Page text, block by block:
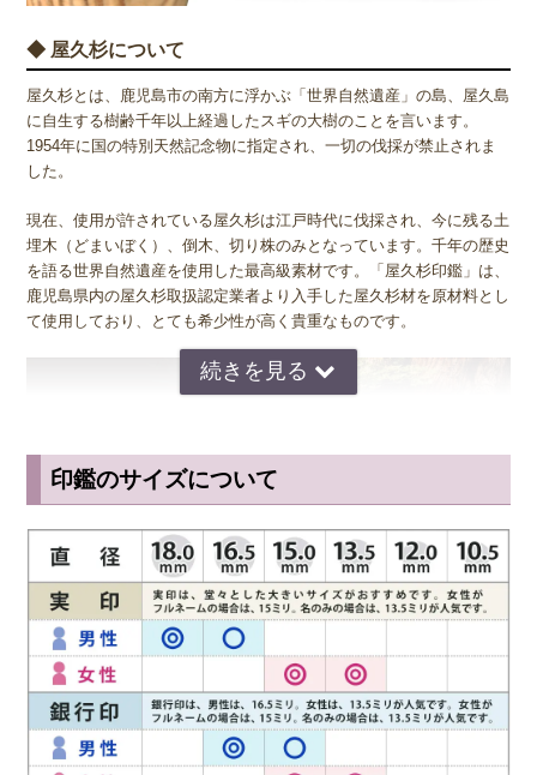
◆ 屋久杉について
屋久杉とは、鹿児島市の南方に浮かぶ「世界自然遺産」の島、屋久島
に自生する樹齢千年以上経過したスギの大樹のことを言います。
1954年に国の特別天然記念物に指定され、一切の伐採が禁止されま
した。
現在、使用が許されている屋久杉は江戸時代に伐採され、今に残る土
埋木（どまいぼく）、倒木、切り株のみとなっています。千年の歴史
を語る世界自然遺産を使用した最高級素材です。「屋久杉印鑑」は、
鹿児島県内の屋久杉取扱認定業者より入手した屋久杉材を原材料とし
て使用しており、とても希少性が高く貴重なものです。
印鑑のサイズについて